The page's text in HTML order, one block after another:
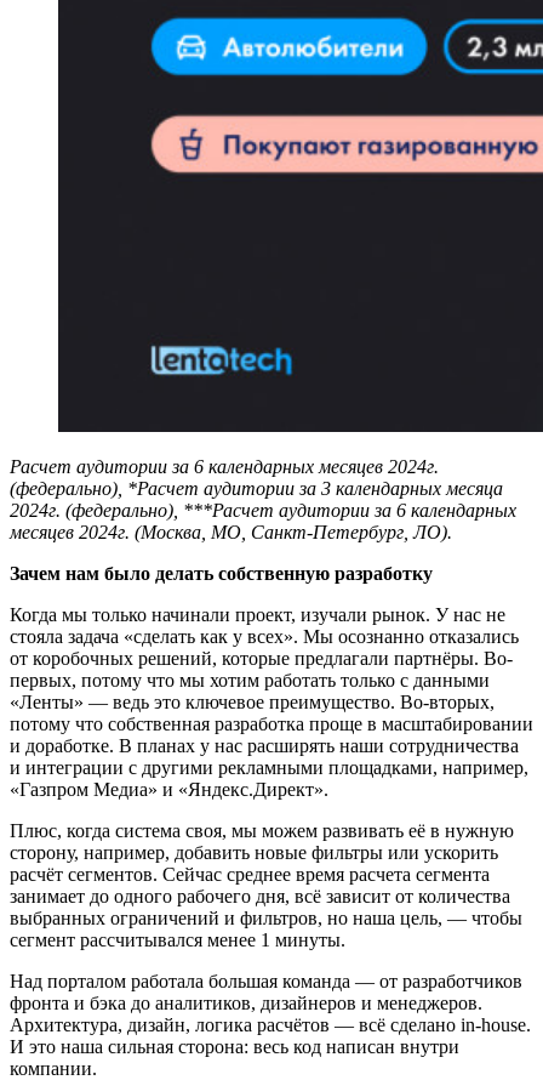
Расчет аудитории за 6 календарных месяцев 2024г.
(федерально), *Расчет аудитории за 3 календарных месяца
2024г. (федерально), ***Расчет аудитории за 6 календарных
месяцев 2024г. (Москва, МО, Санкт-Петербург, ЛО).
Зачем нам было делать собственную разработку
Когда мы только начинали проект, изучали рынок. У нас не
стояла задача «сделать как у всех». Мы осознанно отказались
от коробочных решений, которые предлагали партнёры. Во-
первых, потому что мы хотим работать только с данными
«Ленты» — ведь это ключевое преимущество. Во-вторых,
потому что собственная разработка проще в масштабировании
и доработке. В планах у нас расширять наши сотрудничества
и интеграции с другими рекламными площадками, например,
«Газпром Медиа» и «Яндекс.Директ».
Плюс, когда система своя, мы можем развивать её в нужную
сторону, например, добавить новые фильтры или ускорить
расчёт сегментов. Сейчас среднее время расчета сегмента
занимает до одного рабочего дня, всё зависит от количества
выбранных ограничений и фильтров, но наша цель, — чтобы
сегмент рассчитывался менее 1 минуты.
Над порталом работала большая команда — от разработчиков
фронта и бэка до аналитиков, дизайнеров и менеджеров.
Архитектура, дизайн, логика расчётов — всё сделано in-house.
И это наша сильная сторона: весь код написан внутри
компании.